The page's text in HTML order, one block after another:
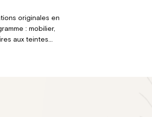
originales en
: mobilier,
aux teintes